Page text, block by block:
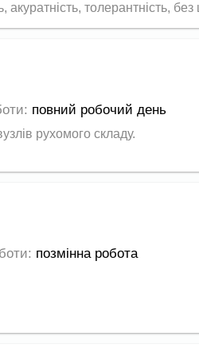
толерантність, без
повний робочий день
рухомого складу.
позмінна робота